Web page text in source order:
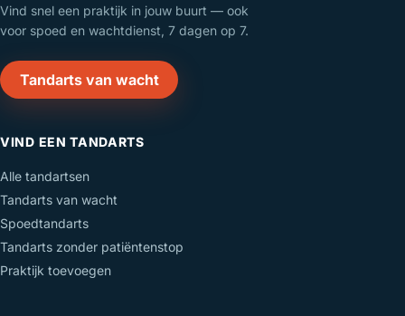
Vind snel een praktijk in jouw buurt — ook
voor spoed en wachtdienst, 7 dagen op 7.
Tandarts van wacht
VIND EEN TANDARTS
Alle tandartsen
Tandarts van wacht
Spoedtandarts
Tandarts zonder patiëntenstop
Praktijk toevoegen